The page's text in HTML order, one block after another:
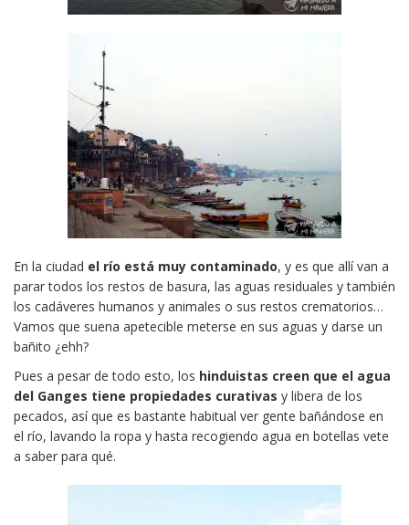
En la ciudad el río está muy contaminado, y es que allí van a
parar todos los restos de basura, las aguas residuales y también
los cadáveres humanos y animales o sus restos crematorios…
Vamos que suena apetecible meterse en sus aguas y darse un
bañito ¿ehh?
Pues a pesar de todo esto, los hinduistas creen que el agua
del Ganges tiene propiedades curativas y libera de los
pecados, así que es bastante habitual ver gente bañándose en
el río, lavando la ropa y hasta recogiendo agua en botellas vete
a saber para qué.